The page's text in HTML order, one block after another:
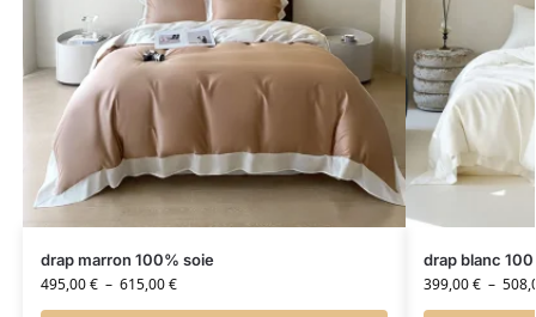
drap marron 100% soie
495,00€ – 615,00€
drap blanc
399,00€ –